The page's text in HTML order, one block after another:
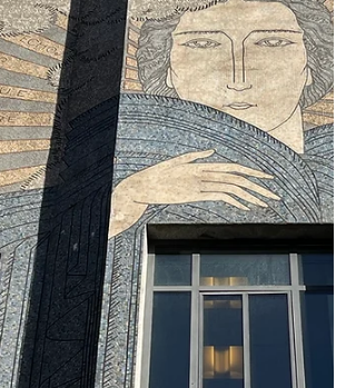
der zweite Hälfte des achtzehnten
Jahrhunderts erbaut . Dieser Platz war im
Mittelalter das Eingangstor zum
historischen römischen Zentrum von
Toulouse, dessen monumentales Tor bis
heute noch existiert. Dieser Platz hat eine
rechteckige Form ist im neoklassizistischen
S